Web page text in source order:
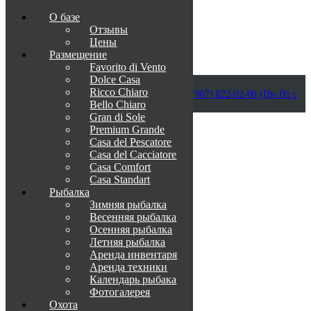
Приветствуем в Венеции на Каспии!
info@otdih-v-astrakhani.ru Как нас найти
+7 (967) 822-02-08 (Пн-Пт с
09:00 до 18:00)
Забронировать
О базе
Отзывы
Цены
Размещение
Favorito di Vento
Dolce Casa
Ricco Chiaro
Bello Chiaro
Gran di Sole
Premium Grande
Casa del Pescatore
Casa del Cacсiatore
Casa Comfort
Casa Standart
Рыбалка
Зимняя рыбалка
Весенняя рыбалка
Осенняя рыбалка
Летняя рыбалка
Аренда инвентаря
Аренда техники
Календарь рыбака
Фотогалерея
Охота